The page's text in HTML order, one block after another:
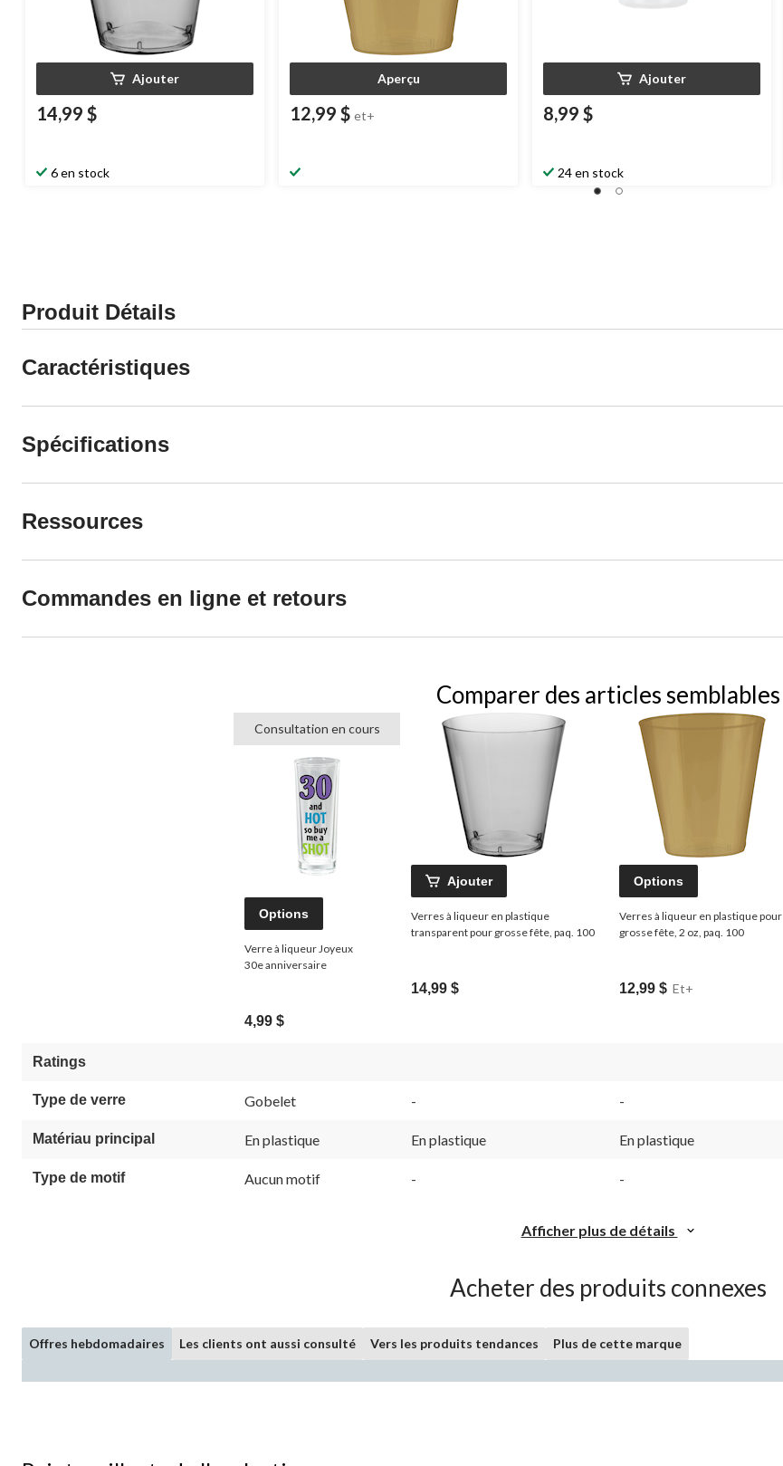
Ajouter
14,99 $
6 en stock
Aperçu
12,99 $ et+
Ajouter
8,99 $
24 en stock
Produit Détails
Caractéristiques
Spécifications
Ressources
Commandes en ligne et retours
Comparer des articles semblables
Consultation en cours
Options
Verre à liqueur Joyeux
30e anniversaire
4,99 $
Ajouter
Verres à liqueur en plastique
transparent pour grosse fête, paq. 100
14,99 $
Options
Verres à liqueur en plastique pour
grosse fête, 2 oz, paq. 100
12,99 $ Et+
Ratings
Type de verre Gobelet - -
Matériau principal En plastique En plastique En plastique
Type de motif Aucun motif - -
Afficher plus de détails
Acheter des produits connexes
Offres hebdomadaires Les clients ont aussi consulté Vers les produits tendances Plus de cette marque